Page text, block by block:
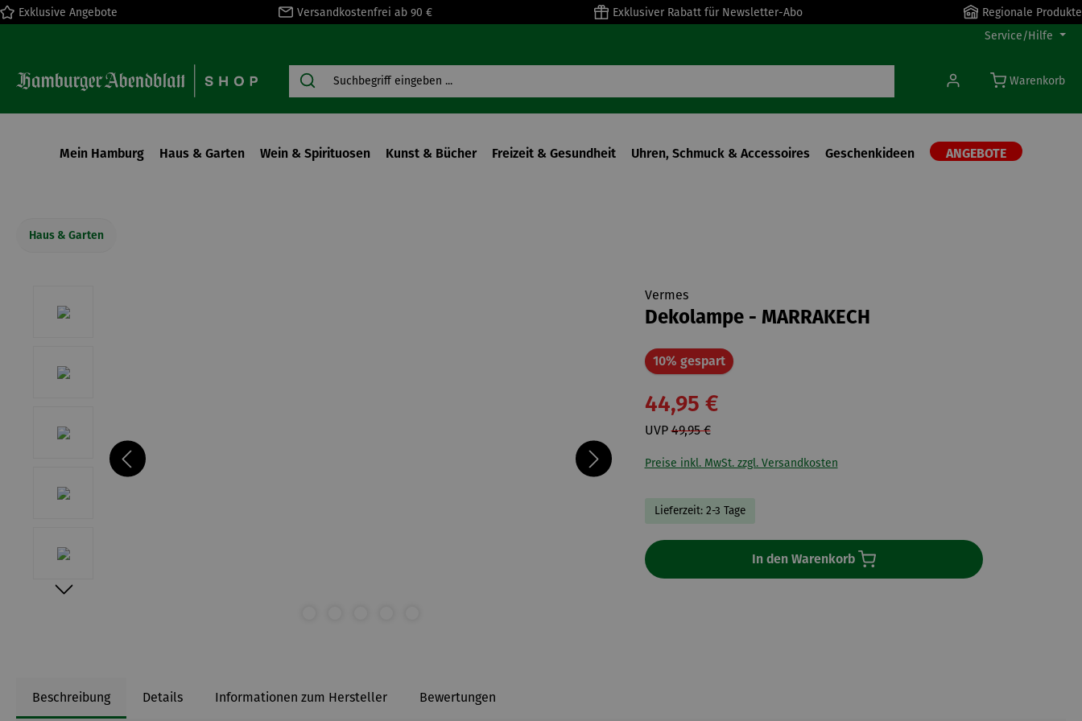
Zur Hauptnavigation springen
Exklusive Angebote Versandkostenfrei ab 90 € Exklusiver Rabatt für Newsletter-Abo
Regionale Produkte
Service/Hilfe
Warenkorb
Mein Hamburg Haus & Garten Wein & Spirituosen Kunst & Bücher Freizeit & Gesundheit Uhren, Schmuck & Accessoires Geschenkideen ANGEBOTE
Haus & Garten
Vermes
Dekolampe - MARRAKECH
10% gespartRabatt
44,95 €
UVP49,95 €
Preise inkl. MwSt. zzgl. Versandkosten
Lieferzeit: 2-3 Tage
In den Warenkorb
Beschreibung Details Informationen zum Hersteller Bewertungen